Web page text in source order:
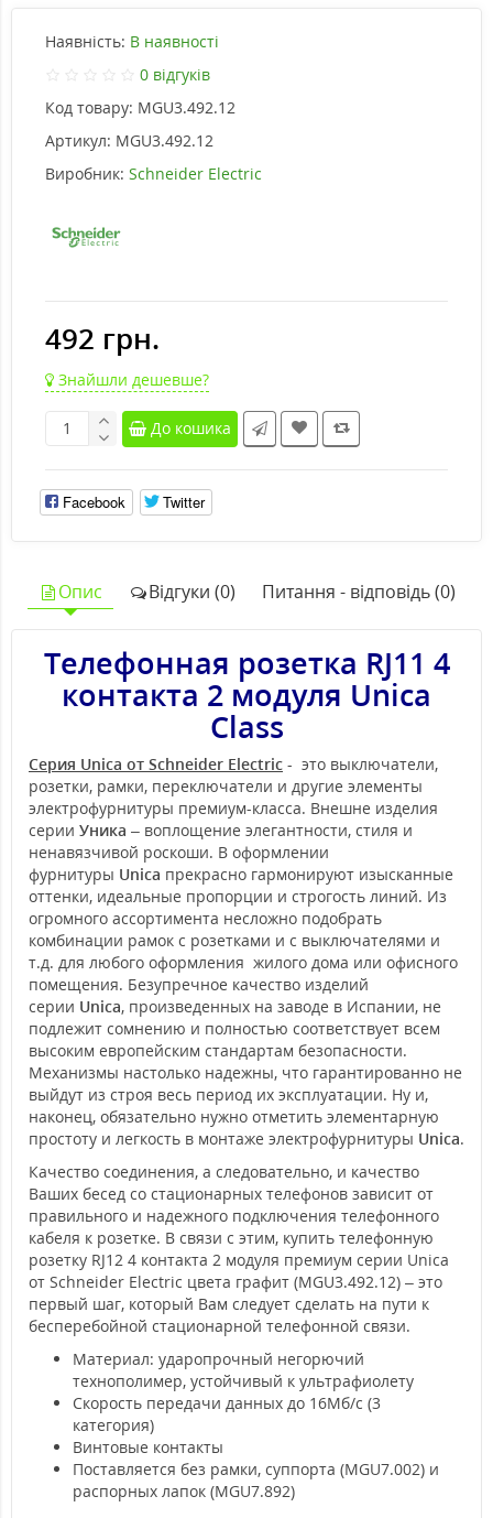
Наявність: В наявності
0 відгуків
Код товару: MGU3.492.12
Артикул: MGU3.492.12
Виробник: Schneider Electric
492 грн.
Знайшли дешевше?
До кошика
Facebook Twitter
Опис Відгуки (0) Питання - відповідь (0)
Телефонная розетка RJ11 4
контакта 2 модуля Unica
Class
Серия Unica от Schneider Electric - это выключатели,
розетки, рамки, переключатели и другие элементы
электрофурнитуры премиум-класса. Внешне изделия
серии Уника – воплощение элегантности, стиля и
ненавязчивой роскоши. В оформлении
фурнитуры Unica прекрасно гармонируют изысканные
оттенки, идеальные пропорции и строгость линий. Из
огромного ассортимента несложно подобрать
комбинации рамок с розетками и с выключателями и
т.д. для любого оформления жилого дома или офисного
помещения. Безупречное качество изделий
серии Unica, произведенных на заводе в Испании, не
подлежит сомнению и полностью соответствует всем
высоким европейским стандартам безопасности.
Механизмы настолько надежны, что гарантированно не
выйдут из строя весь период их эксплуатации. Ну и,
наконец, обязательно нужно отметить элементарную
простоту и легкость в монтаже электрофурнитуры Unica.
Качество соединения, а следовательно, и качество
Ваших бесед со стационарных телефонов зависит от
правильного и надежного подключения телефонного
кабеля к розетке. В связи с этим, купить телефонную
розетку RJ12 4 контакта 2 модуля премиум серии Unica
от Schneider Electric цвета графит (MGU3.492.12) – это
первый шаг, который Вам следует сделать на пути к
бесперебойной стационарной телефонной связи.
Материал: ударопрочный негорючий
технополимер, устойчивый к ультрафиолету
Скорость передачи данных до 16Мб/с (3
категория)
Винтовые контакты
Поставляется без рамки, суппорта (MGU7.002) и
распорных лапок (MGU7.892)